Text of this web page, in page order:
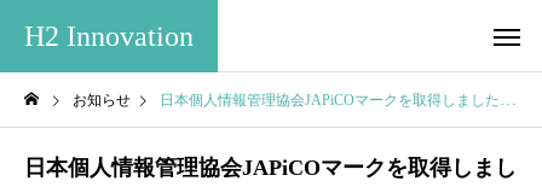
H2 Innovation
お知らせ 日本個人情報管理協会JAPiCOマークを取得しました
日本個人情報管理協会JAPiCOマークを取得しまし